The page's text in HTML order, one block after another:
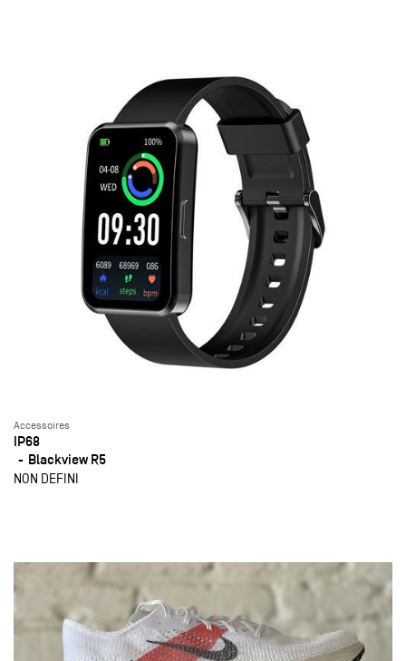
Accessoires
IP68
Blackview R5
NON DEFINI